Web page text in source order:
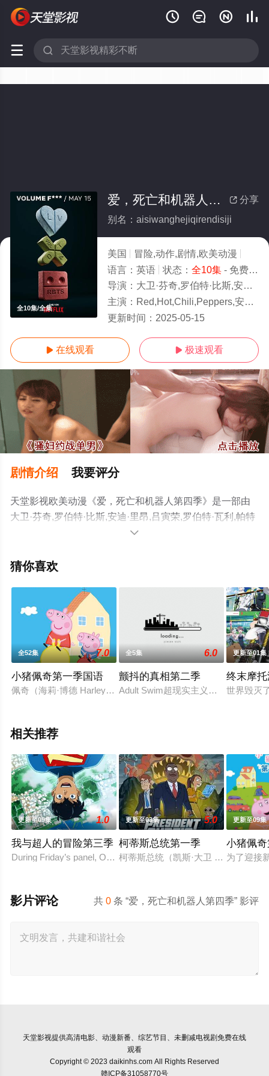
   
 
全10集/全集
 分享
爱，死亡和机器人第四季(全集)
别名：aisiwanghejiqirendisiji
美国 冒险,动作,剧情,欧美动漫
语言： 英语 状态： 全10集- 免费在线观看
导演： 大卫·芬奇,罗伯特·比斯,安迪·里昂,吕寅荣,罗伯特·瓦利,帕特里克·奥斯本,蒂姆·米勒,迭戈·波拉尔,埃米莉·迪恩
主演： Red,Hot,Chili,Peppers,安东尼·凯迪斯,弗利,约翰·弗拉西特,查德·史密斯,艾米丽·奥布莱恩,费奥多尔·钱恩,彼得·迈克尔,素玛立
更新时间： 2025-05-15
 在线观看  极速观看
剧情介绍 我要评分
天堂影视欧美动漫《爱，死亡和机器人第四季》是一部由
大卫·芬奇,罗伯特·比斯,安迪·里昂,吕寅荣,罗伯特·瓦利,帕特
里克·奥斯本,蒂姆·米勒,迭戈·波拉尔,埃米莉·迪恩导演执
西特,查德·史密斯,艾米丽·奥布莱恩,费奥多尔·钱恩,彼得·迈
金,Dwane,Walcott,拉胡尔·寇利,帕梅拉·诺姆韦特等演员精
彩演绎的美国动漫，大结局剧情已揭晓（全10集），手机
免费观看高清无删减完整版动漫全集就上天堂电影网，更
多剧情信息可移步至豆瓣动漫、电视猫或剧情网等平台了
解。

猜你喜欢
全52集 7.0
小猪佩奇第一季国语
佩奇（海莉·博德 Harley Bird 配音）是一只可爱的粉红色小猪
全5集 6.0
颤抖的真相第二季
Adult Swim超现实主义剧集The
更新至01集
终末摩
世界毁灭
相关推荐
更新至09集 1.0
我与超人的冒险第三季
During Friday’s panel, Ouweleen also revealed that “My
更新至03集 5.0
柯蒂斯总统第一季
柯蒂斯总统（凯斯·大卫 Keith David
更新至09集
小猪佩
为了迎接
共0 条 “爱，死亡和机器人第四季” 影评
影片评论
天堂影视提供高清电影、动漫新番、综艺节目、未删减电视剧免费在线
观看
Copyright © 2023 daikinhs.com All Rights Reserved
赣ICP备31058770号